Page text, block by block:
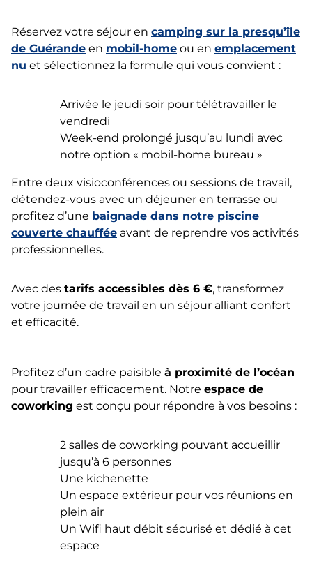
Réservez votre séjour en camping sur la presqu’île
de Guérande en mobil-home ou en emplacement
nu et sélectionnez la formule qui vous convient :
Arrivée le jeudi soir pour télétravailler le
vendredi
Week-end prolongé jusqu’au lundi avec
notre option « mobil-home bureau »
Entre deux visioconférences ou sessions de travail,
détendez-vous avec un déjeuner en terrasse ou
profitez d’une baignade dans notre piscine
couverte chauffée avant de reprendre vos activités
professionnelles.
Avec des tarifs accessibles dès 6 €, transformez
votre journée de travail en un séjour alliant confort
et efficacité.
Profitez d’un cadre paisible à proximité de l’océan
pour travailler efficacement. Notre espace de
coworking est conçu pour répondre à vos besoins :
2 salles de coworking pouvant accueillir
jusqu’à 6 personnes
Une kichenette
Un espace extérieur pour vos réunions en
plein air
Un Wifi haut débit sécurisé et dédié à cet
espace